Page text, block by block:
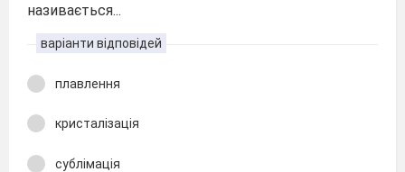
називається...
варіанти відповідей
плавлення
кристалізація
сублімація